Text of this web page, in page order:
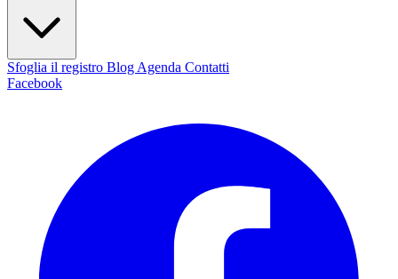
Sfoglia il registro Blog Agenda Contatti
Facebook